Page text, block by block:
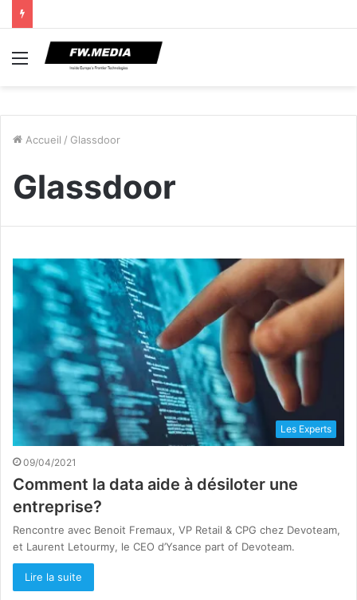
Menu
Accueil / Glassdoor
Glassdoor
Les Experts
09/04/2021
Comment la data aide à désiloter une
entreprise?
Rencontre avec Benoit Fremaux, VP Retail & CPG chez Devoteam,
et Laurent Letourmy, le CEO d’Ysance part of Devoteam.
Lire la suite